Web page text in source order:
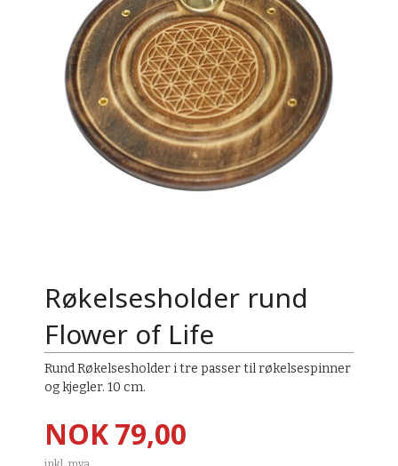
Røkelsesholder rund
Flower of Life
Rund Røkelsesholder i tre passer til røkelsespinner
og kjegler. 10 cm.
Pris
NOK79,00